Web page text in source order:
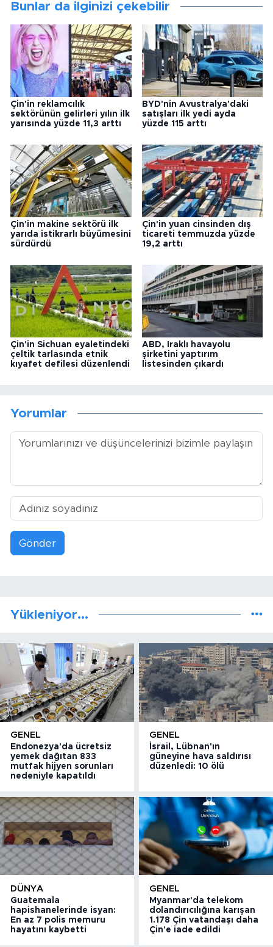
Bunlar da ilginizi çekebilir
Çin'in reklamcılık
sektörünün gelirleri yılın ilk
yarısında yüzde 11,3 arttı
BYD'nin Avustralya'daki
satışları ilk yedi ayda
yüzde 115 arttı
Çin'in makine sektörü ilk
yarıda istikrarlı büyümesini
sürdürdü
Çin'in yuan cinsinden dış
ticareti temmuzda yüzde
19,2 arttı
Çin'in Sichuan eyaletindeki
çeltik tarlasında etnik
kıyafet defilesi düzenlendi
ABD, Iraklı havayolu
şirketini yaptırım
listesinden çıkardı
Yorumlar
Gönder
Yükleniyor...
GENEL
Endonezya'da ücretsiz
yemek dağıtan 833
mutfak hijyen sorunları
nedeniyle kapatıldı
GENEL
İsrail, Lübnan'ın
güneyine hava saldırısı
düzenledi: 10 ölü
DÜNYA
Guatemala
hapishanelerinde isyan:
En az 7 polis memuru
hayatını kaybetti
GENEL
Myanmar'da telekom
dolandırıcılığına karışan
1.178 Çin vatandaşı daha
Çin'e iade edildi